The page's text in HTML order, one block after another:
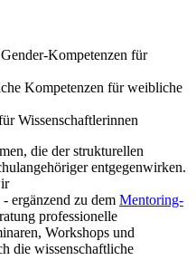
Kompetenzen für
Kompetenzen für weibliche
Wissenschaftlerinnen
die der strukturellen
entgegenwirken.
ergänzend zu dem Mentoring-
professionelle
Workshops und
die wissenschaftliche